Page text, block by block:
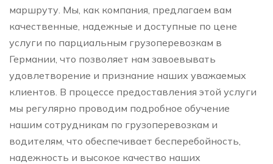
маршруту. Мы, как компания, предлагаем вам
качественные, надежные и доступные по цене
услуги по парциальным грузоперевозкам в
Германии, что позволяет нам завоевывать
удовлетворение и признание наших уважаемых
клиентов. В процессе предоставления этой услуги
мы регулярно проводим подробное обучение
нашим сотрудникам по грузоперевозкам и
водителям, что обеспечивает бесперебойность,
надежность и высокое качество наших